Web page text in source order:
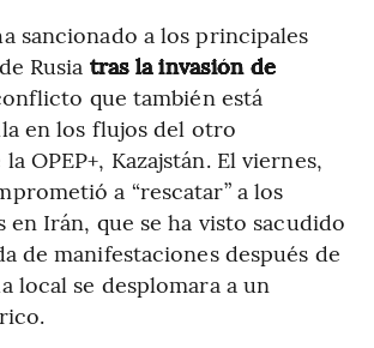
sancionado a los principales
Rusia tras la invasión de
que también está
en los flujos del otro
OPEP+, Kazajstán. El viernes,
a “rescatar” a los
en Irán, que se ha visto sacudido
de manifestaciones después de
local se desplomara a un